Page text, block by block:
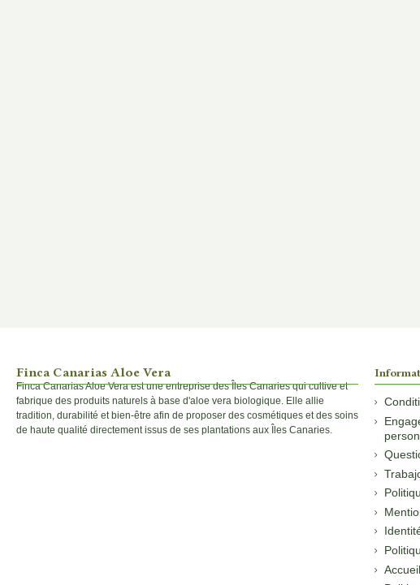
Finca Canarias Aloe Vera
Finca Canarias Aloe Vera est une entreprise des Îles Canaries qui cultive et
fabrique des produits naturels à base d'aloe vera biologique. Elle allie
tradition, durabilité et bien-être afin de proposer des cosmétiques et des soins
de haute qualité directement issus de ses plantations aux Îles Canaries.
Accueil